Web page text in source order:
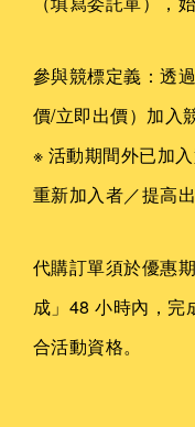
參與競標定義：透
價/立即出價）加入
※ 活動期間外已加
重新加入者／提高
代購訂單須於優惠
成」48 小時內，完
合活動資格。